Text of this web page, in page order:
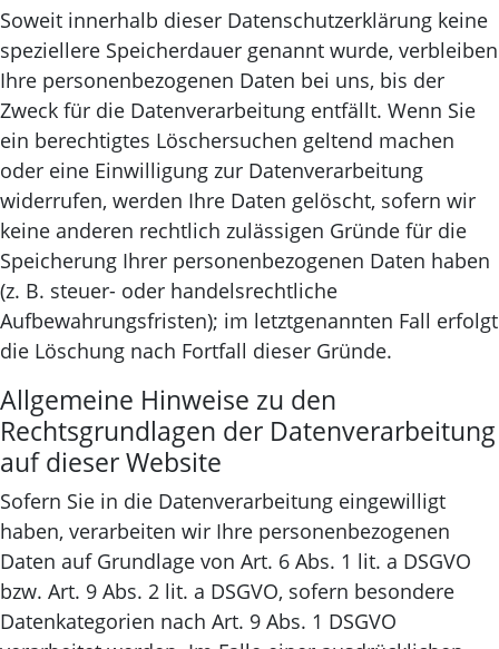
Soweit innerhalb dieser Datenschutzerklärung keine
speziellere Speicherdauer genannt wurde, verbleiben
Ihre personenbezogenen Daten bei uns, bis der
Zweck für die Datenverarbeitung entfällt. Wenn Sie
ein berechtigtes Löschersuchen geltend machen
oder eine Einwilligung zur Datenverarbeitung
widerrufen, werden Ihre Daten gelöscht, sofern wir
keine anderen rechtlich zulässigen Gründe für die
Speicherung Ihrer personenbezogenen Daten haben
(z. B. steuer- oder handelsrechtliche
Aufbewahrungsfristen); im letztgenannten Fall erfolgt
die Löschung nach Fortfall dieser Gründe.
Allgemeine Hinweise zu den
Rechtsgrundlagen der Datenverarbeitung
auf dieser Website
Sofern Sie in die Datenverarbeitung eingewilligt
haben, verarbeiten wir Ihre personenbezogenen
Daten auf Grundlage von Art. 6 Abs. 1 lit. a DSGVO
bzw. Art. 9 Abs. 2 lit. a DSGVO, sofern besondere
Datenkategorien nach Art. 9 Abs. 1 DSGVO